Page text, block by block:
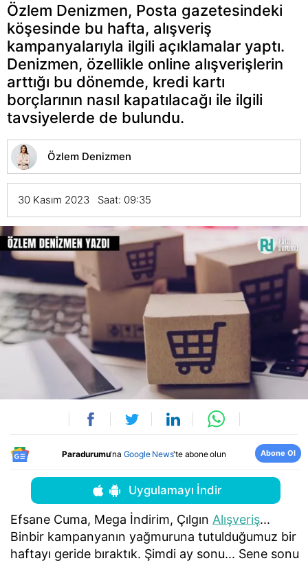
Özlem Denizmen, Posta gazetesindeki
köşesinde bu hafta, alışveriş
kampanyalarıyla ilgili açıklamalar yaptı.
Denizmen, özellikle online alışverişlerin
arttığı bu dönemde, kredi kartı
borçlarının nasıl kapatılacağı ile ilgili
tavsiyelerde de bulundu.
Özlem Denizmen
30 Kasım 2023 Saat: 09:35
Paradurumu'na Google News'te abone olun Abone Ol
Uygulamayı İndir
Efsane Cuma, Mega İndirim, Çılgın Alışveriş...
Binbir kampanyanın yağmuruna tutulduğumuz bir
haftayı geride bıraktık. Şimdi ay sonu... Sene sonu